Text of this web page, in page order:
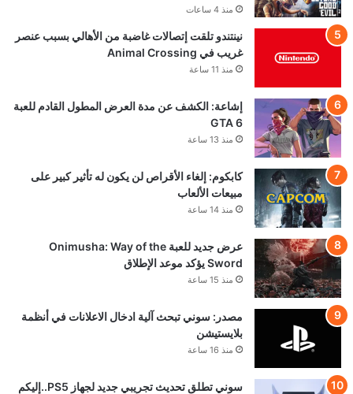
منذ 4 ساعات
نينتندو تلقت إتصالات غاضبة من الأهالي بسبب عنصر
غريب في Animal Crossing
منذ 11 ساعة
إشاعة: الكشف عن مدة العرض المطول القادم للعبة
GTA 6
منذ 13 ساعة
كابكوم: إلغاء الأقراص لن يكون له تأثير كبير على
مبيعات الألعاب
منذ 14 ساعة
عرض جديد للعبة Onimusha: Way of the
Sword يؤكد موعد الإطلاق
منذ 15 ساعة
مصدر: سوني تبحث آلية ادخال الاعلانات في أنظمة
بلايستيشن
منذ 16 ساعة
سوني تطلق تحديث تجريبي جديد لجهاز PS5..إليكم